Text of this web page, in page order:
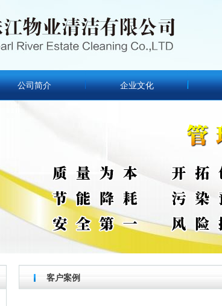
公司简介 企业文化
客户案例